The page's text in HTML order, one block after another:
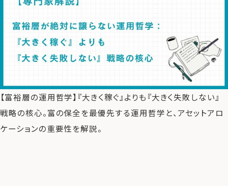
コラム
利用者の声
無料ご相談 ログイン
運営会社
ファミリーオフィスとは
関連書籍
【富裕層の運用哲学】『大きく稼ぐ』よりも『大きく失敗しない』
戦略の核心。富の保全を最優先する運用哲学と、アセットアロ
ケーションの重要性を解説。